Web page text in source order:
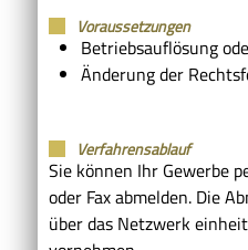
Voraussetzungen
Betriebsauflösung
Änderung der
Verfahrensablauf
Sie können Ihr Gewerbe
oder Fax abmelden. Die
über das Netzwerk